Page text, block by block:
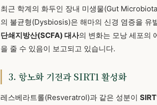
최근 학계의 화두인 장내 미생물(Gut
의 불균형(Dysbiosis)은 해마의 신경 염증을 유
단쇄지방산(SCFA) 대사의 변화는 모낭 세포의
을 줄 수 있음이 보고되고 있습니다.
3. 항노화 기전과 SIRT1 활성화
레스베라트롤(Resveratrol)과 같은 성분이